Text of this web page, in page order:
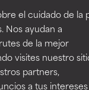
el cuidado de la
Nos ayudan a
de la mejor
visites nuestro
partners,
a tus intereses